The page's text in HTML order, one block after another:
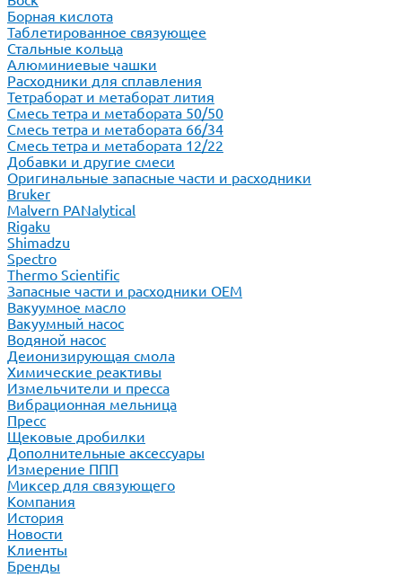
Борная кислота
Таблетированное связующее
Стальные кольца
Алюминиевые чашки
Расходники для сплавления
Тетраборат и метаборат лития
Смесь тетра и метабората 50/50
Смесь тетра и метабората 66/34
Смесь тетра и метабората 12/22
Добавки и другие смеси
Оригинальные запасные части и расходники
Bruker
Malvern PANalytical
Rigaku
Shimadzu
Spectro
Thermo Scientific
Запасные части и расходники ОЕМ
Вакуумное масло
Вакуумный насос
Водяной насос
Деионизирующая смола
Химические реактивы
Измельчители и пресса
Вибрационная мельница
Пресс
Щековые дробилки
Дополнительные аксессуары
Измерение ППП
Миксер для связующего
Компания
История
Новости
Клиенты
Бренды